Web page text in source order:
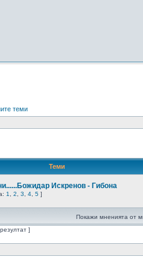
теми
Теми
Искренов - Гибона
1 2 3 4 5 ]
Покажи мненията от
]